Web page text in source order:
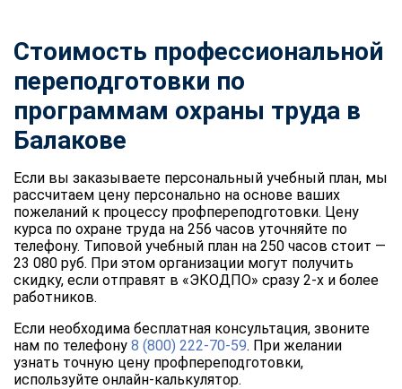
Стоимость профессиональной
переподготовки по
программам охраны труда в
Балакове
Если вы заказываете персональный учебный план, мы
рассчитаем цену персонально на основе ваших
пожеланий к процессу профпереподготовки. Цену
курса по охране труда на 256 часов уточняйте по
телефону. Типовой учебный план на 250 часов стоит —
23 080 руб. При этом организации могут получить
скидку, если отправят в «ЭКОДПО» сразу 2-х и более
работников.
Если необходима бесплатная консультация, звоните
нам по телефону 8 (800) 222-70-59. При желании
узнать точную цену профпереподготовки,
используйте онлайн-калькулятор.